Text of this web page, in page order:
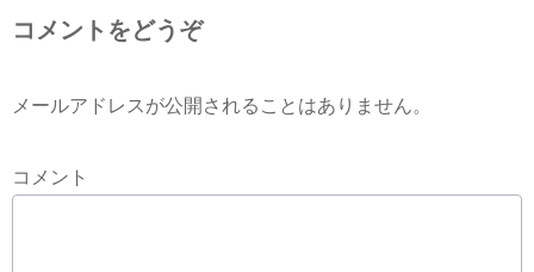
コメントをどうぞ
メールアドレスが公開されることはありません。
コメント